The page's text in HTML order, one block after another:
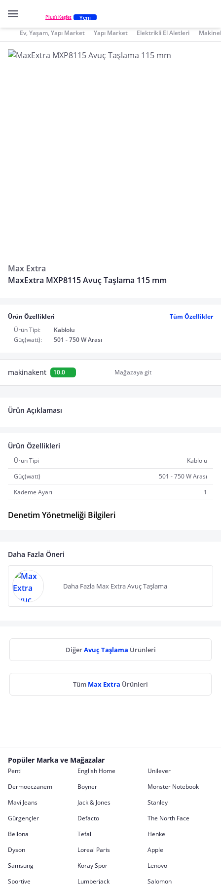
Plus'ı Keşfet Yeni
Ev, Yaşam, Yapı Market Yapı Market Elektrikli El Aletleri
Max Extra
MaxExtra MXP8115 Avuç Taşlama 115 mm
Ürün Özellikleri
Tüm Özellikler
Ürün Tipi:
Kablolu
Güç(watt):
501 - 750 W Arası
makinakent 10.0 Mağazaya git
Ürün Açıklaması
Ürün Özellikleri
Ürün Tipi
Kablolu
Güç(watt)
501 - 750 W Arası
Kademe Ayarı
1
Denetim Yönetmeliği Bilgileri
Daha Fazla Öneri
Daha Fazla Max Extra Avuç Taşlama
DiğerAvuç Taşlama Ürünleri
Tüm Max Extra Ürünleri
Popüler Marka ve Mağazalar
Penti English Home
Unilever
Dermoeczanem
Boyner
Monster Notebook
Mavi Jeans
Jack & Jones
Stanley
Gürgençler
Defacto
The North Face
Bellona
Tefal
Henkel
Dyson
Loreal Paris
Apple
Samsung
Koray Spor
Lenovo
Sportive
Lumberjack Salomon